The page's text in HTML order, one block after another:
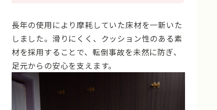
長年の使用により摩耗していた床材を一新いた
しました。滑りにくく、クッション性のある素
材を採用することで、転倒事故を未然に防ぎ、
足元からの安心を支えます。